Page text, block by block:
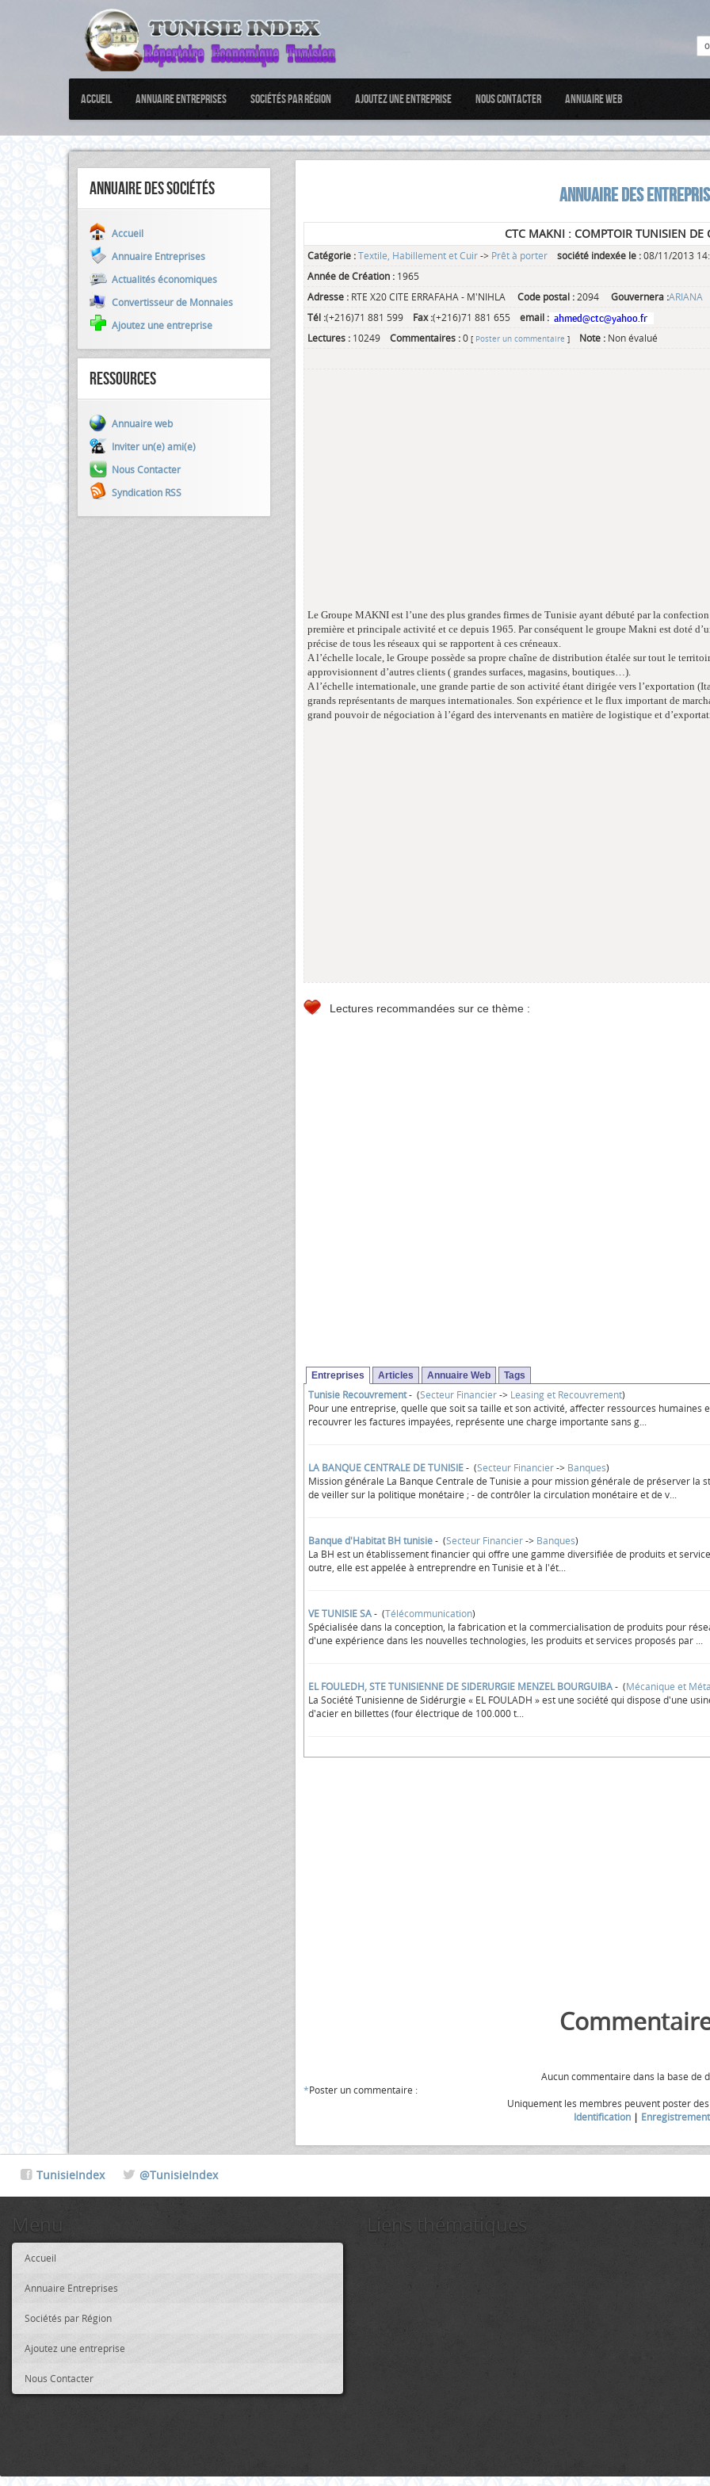
Accueil Annuaire Entreprises Sociétés par Région Ajoutez une entreprise Nous Contacter Annuaire web
Annuaire des sociétés
Accueil
Annuaire Entreprises
Actualités économiques
Convertisseur de Monnaies
Ajoutez une entreprise
Ressources
Annuaire web
Inviter un(e) ami(e)
Nous Contacter
Syndication RSS
ANNUAIRE DES
CTC MAKNI : COMPTOIR TUNISIEN DE
Catégorie : Textile, Habillement et Cuir-> Prêt à porter société indexée le :08/11/2013
Année de Création : 1965
Adresse : RTE X20 CITE ERRAFAHA - M'NIHLA Code postal : 2094 Gouvernera :ARIANA
Tél :(+216)71 881 599 Fax :(+216)71 881 655
email :
Lectures : 10249Commentaires :0[ Poster un commentaire ] Note : Non évalué
Le Groupe MAKNI est l’une des plus grandes firmes de Tunisie ayant débuté par la
première et principale activité et ce depuis 1965. Par conséquent le groupe Makni est doté
précise de tous les réseaux qui se rapportent à ces créneaux.
A l’échelle locale, le Groupe possède sa propre chaîne de distribution étalée sur tout le
approvisionnent d’autres clients ( grandes surfaces, magasins, boutiques…).
A l’échelle internationale, une grande partie de son activité étant dirigée vers l’exportation
grands représentants de marques internationales. Son expérience et le flux important de
grand pouvoir de négociation à l’égard des intervenants en matière de logistique et
Lectures recommandées sur ce thème :
Entreprises Articles Annuaire Web Tags
Tunisie Recouvrement- (Secteur Financier-> Leasing et Recouvrement)
Pour une entreprise, quelle que soit sa taille et son activité, affecter ressources
recouvrer les factures impayées, représente une charge importante sans g...
LA BANQUE CENTRALE DE TUNISIE- (Secteur Financier-> Banques)
Mission générale La Banque Centrale de Tunisie a pour mission générale de préserver la
de veiller sur la politique monétaire ; - de contrôler la circulation monétaire et de v...
Banque d'Habitat BH tunisie- (Secteur Financier-> Banques)
La BH est un établissement financier qui offre une gamme diversifiée de produits et
outre, elle est appelée à entreprendre en Tunisie et à l'ét...
VE TUNISIE SA- (Télécommunication)
Spécialisée dans la conception, la fabrication et la commercialisation de produits pour
d'une expérience dans les nouvelles technologies, les produits et services proposés par ...
EL FOULEDH, STE TUNISIENNE DE SIDERURGIE MENZEL BOURGUIBA- (Mécanique et
La Société Tunisienne de Sidérurgie « EL FOULADH » est une société qui dispose d'une
d'acier en billettes (four électrique de 100.000 t...
Aucun commentaire dans la base de
*Poster un commentaire :
Uniquement les membres peuvent poster
Identification| Enregistrement
TunisieIndex @TunisieIndex
Menu
Accueil
Annuaire Entreprises
Sociétés par Région
Ajoutez une entreprise
Nous Contacter
Liens thématiques